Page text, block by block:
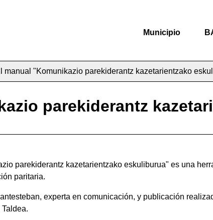
Municipio
manual "Komunikazio parekiderantz kazetarientzako
parekiderantz
parekiderantz kazetarientzako eskuliburua" es una
paritaria.
experta en comunicación, y publicación